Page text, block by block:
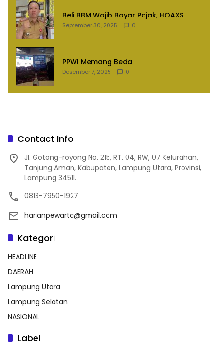
Beli BBM Wajib Bayar Pajak, HOAXS
September 30, 2025 0
PPWI Memang Beda
Desember 7, 2025 0
Contact Info
Jl. Gotong-royong No. 215, RT. 04, RW, 07 Kelurahan,
Tanjung Aman, Kabupaten, Lampung Utara, Provinsi,
Lampung 34511.
0813-7950-1927
harianpewarta@gmail.com
Kategori
HEADLINE
DAERAH
Lampung Utara
Lampung Selatan
NASIONAL
Label